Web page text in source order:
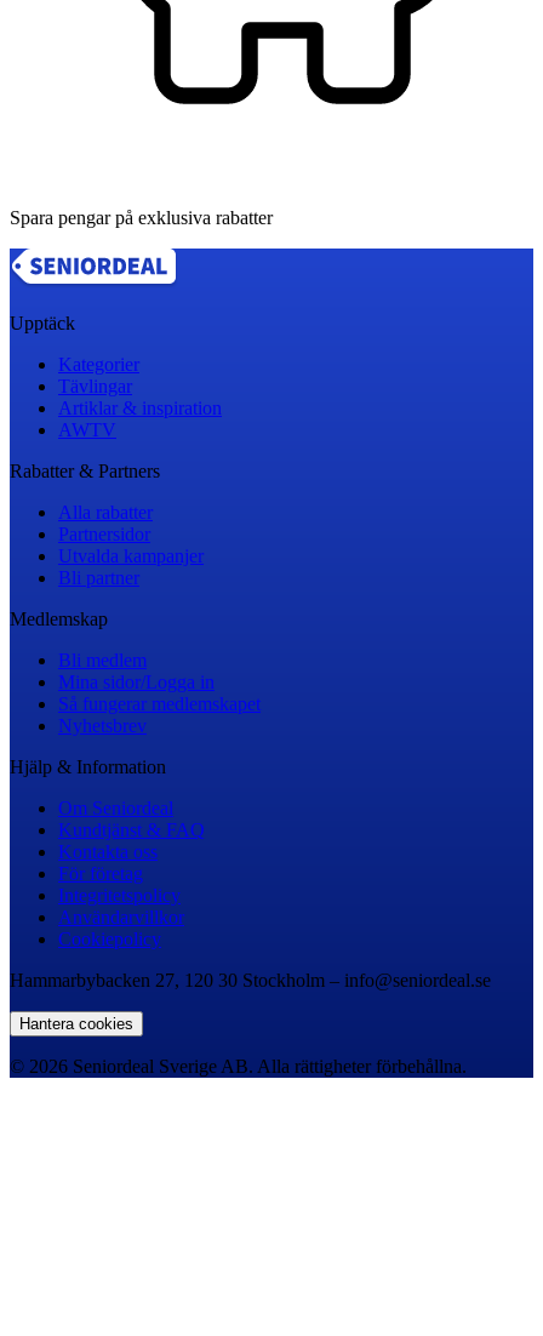
Spara pengar på exklusiva rabatter
Upptäck
Kategorier
Tävlingar
Artiklar & inspiration
AWTV
Rabatter & Partners
Alla rabatter
Partnersidor
Utvalda kampanjer
Bli partner
Medlemskap
Bli medlem
Mina sidor/Logga in
Så fungerar medlemskapet
Nyhetsbrev
Hjälp & Information
Om Seniordeal
Kundtjänst & FAQ
Kontakta oss
För företag
Integritetspolicy
Användarvillkor
Cookiepolicy
Hammarbybacken 27, 120 30 Stockholm – info@seniordeal.se
Hantera cookies
© 2026 Seniordeal Sverige AB. Alla rättigheter förbehållna.